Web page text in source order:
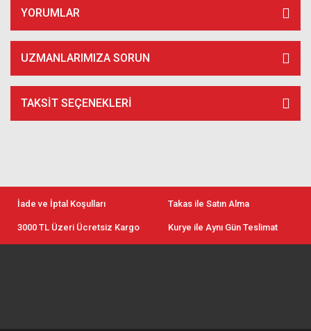
YORUMLAR
UZMANLARIMIZA SORUN
TAKSIT SEÇENEKLERI
İade ve İptal Koşulları Takas ile Satın Alma
3000 TL Üzeri Ücretsiz Kargo Kurye ile Aynı Gün Teslimat